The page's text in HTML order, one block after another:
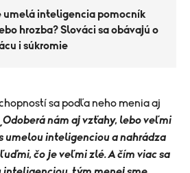
umelá inteligencia pomocník
hrozba? Slováci sa obávajú o
i súkromie
sa podľa neho menia aj
„Odoberá nám aj vzťahy, lebo veľmi
umelou inteligenciou a nahrádza
čo je veľmi zlé. A čím viac sa